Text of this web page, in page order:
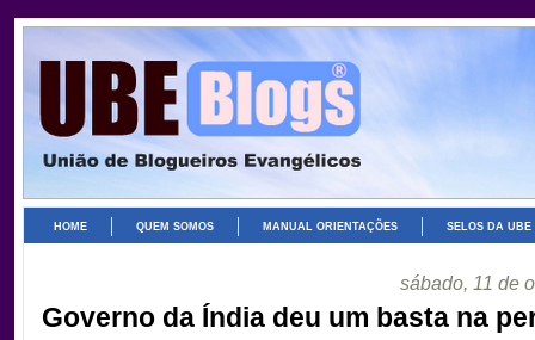
HOME QUEM SOMOS MANUAL ORIENTAÇÕES SELOS DA UBE
sábado, 11 de
Governo da Índia deu um basta na